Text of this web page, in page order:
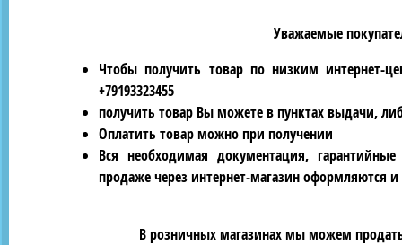
Уважаемые
Чтобы получить товар по низким интернет-
+79193323455
получить товар Вы можете в пунктах выдачи,
Оплатить товар можно при получении
Вся необходимая документация,
продаже через интернет-магазин оформляются
В розничных магазинах мы можем